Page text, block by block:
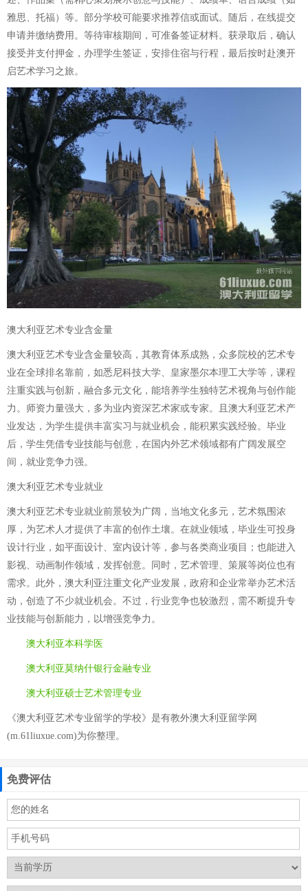
雅思、托福）等。部分学校可能要求推荐信或面试。随后，在线提交
申请并缴纳费用。等待审核期间，可准备签证材料。获录取后，确认
接受并支付押金，办理学生签证，安排住宿与行程，最后按时赴澳开
启艺术学习之旅。
澳大利亚艺术专业含金量
澳大利亚艺术专业含金量较高，其教育体系成熟，众多院校的艺术专
业在全球排名靠前，如悉尼科技大学、皇家墨尔本理工大学等，课程
注重实践与创新，融合多元文化，能培养学生独特艺术视角与创作能
力。师资力量强大，多为业内资深艺术家或专家。且澳大利亚艺术产
业发达，为学生提供丰富实习与就业机会，能积累实践经验。毕业
后，学生凭借专业技能与创意，在国内外艺术领域都有广阔发展空
间，就业竞争力强。
澳大利亚艺术专业就业
澳大利亚艺术专业就业前景较为广阔，当地文化多元，艺术氛围浓
厚，为艺术人才提供了丰富的创作土壤。在就业领域，毕业生可投身
设计行业，如平面设计、室内设计等，参与各类商业项目；也能进入
影视、动画制作领域，发挥创意。同时，艺术管理、策展等岗位也有
需求。此外，澳大利亚注重文化产业发展，政府和企业常举办艺术活
动，创造了不少就业机会。不过，行业竞争也较激烈，需不断提升专
业技能与创新能力，以增强竞争力。
澳大利亚本科学医
澳大利亚莫纳什银行金融专业
澳大利亚硕士艺术管理专业
《澳大利亚艺术专业留学的学校》是有教外澳大利亚留学网
(m.61liuxue.com)为你整理。
免费评估